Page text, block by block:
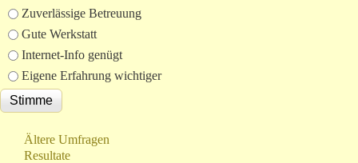
Zuverlässige Betreuung
Gute Werkstatt
Internet-Info genügt
Eigene Erfahrung wichtiger
Ältere Umfragen
Resultate